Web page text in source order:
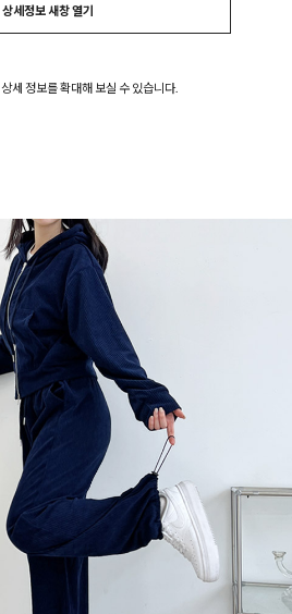
상세정보 새창 열기
상세 정보를 확대해 보실 수 있습니다.